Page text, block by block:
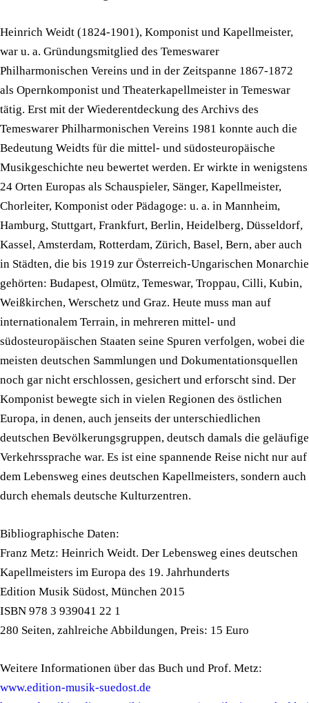
Heinrich Weidt (1824-1901), Komponist und Kapellmeister,
war u. a. Gründungsmitglied des Temeswarer
Philharmonischen Vereins und in der Zeitspanne 1867-1872
als Opernkomponist und Theaterkapellmeister in Temeswar
tätig. Erst mit der Wiederentdeckung des Archivs des
Temeswarer Philharmonischen Vereins 1981 konnte auch die
Bedeutung Weidts für die mittel- und südosteuropäische
Musikgeschichte neu bewertet werden. Er wirkte in wenigstens
24 Orten Europas als Schauspieler, Sänger, Kapellmeister,
Chorleiter, Komponist oder Pädagoge: u. a. in Mannheim,
Hamburg, Stuttgart, Frankfurt, Berlin, Heidelberg, Düsseldorf,
Kassel, Amsterdam, Rotterdam, Zürich, Basel, Bern, aber auch
in Städten, die bis 1919 zur Österreich-Ungarischen Monarchie
gehörten: Budapest, Olmütz, Temeswar, Troppau, Cilli, Kubin,
Weißkirchen, Werschetz und Graz. Heute muss man auf
internationalem Terrain, in mehreren mittel- und
südosteuropäischen Staaten seine Spuren verfolgen, wobei die
meisten deutschen Sammlungen und Dokumentationsquellen
noch gar nicht erschlossen, gesichert und erforscht sind. Der
Komponist bewegte sich in vielen Regionen des östlichen
Europa, in denen, auch jenseits der unterschiedlichen
deutschen Bevölkerungsgruppen, deutsch damals die geläufige
Verkehrssprache war. Es ist eine spannende Reise nicht nur auf
dem Lebensweg eines deutschen Kapellmeisters, sondern auch
durch ehemals deutsche Kulturzentren.
Bibliographische Daten:
Franz Metz: Heinrich Weidt. Der Lebensweg eines deutschen
Kapellmeisters im Europa des 19. Jahrhunderts
Edition Musik Südost, München 2015
ISBN 978 3 939041 22 1
280 Seiten, zahlreiche Abbildungen, Preis: 15 Euro
Weitere Informationen über das Buch und Prof. Metz:
www.edition-musik-suedost.de